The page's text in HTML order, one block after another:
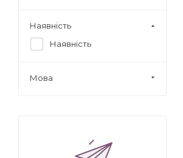
Наявність
Наявність
Мова